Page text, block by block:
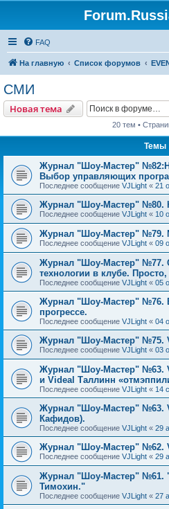
FAQ
На главную Список форумов
СМИ
Новая тема
20 тем •
Темы
Журнал "Шоу-Мастер"
Выбор управляющих
Последнее сообщение VJLight « 21
Журнал "Шоу-Мастер" №80.
Последнее сообщение VJLight « 10
Журнал "Шоу-Мастер" №79.
Последнее сообщение VJLight « 09
Журнал "Шоу-Мастер" №77.
технологии в клубе.
Последнее сообщение VJLight « 05
Журнал "Шоу-Мастер" №76.
прогрессе.
Последнее сообщение VJLight « 04
Журнал "Шоу-Мастер" №75.
Последнее сообщение VJLight « 03
Журнал "Шоу-Мастер" №63.
и Videal Таллинн
Последнее сообщение VJLight « 14
Журнал "Шоу-Мастер" №63.
Кафидов).
Последнее сообщение VJLight « 29
Журнал "Шоу-Мастер" №62.
Последнее сообщение VJLight « 29
Журнал "Шоу-Мастер" №61.
Тимохин."
Последнее сообщение VJLight « 27